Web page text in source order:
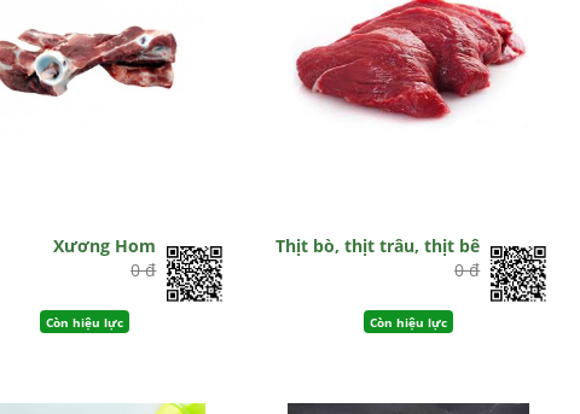
Xương Hom
0 đ
Còn hiệu lực
Thịt bò, thịt trâu, thịt bê
0 đ
Còn hiệu lực